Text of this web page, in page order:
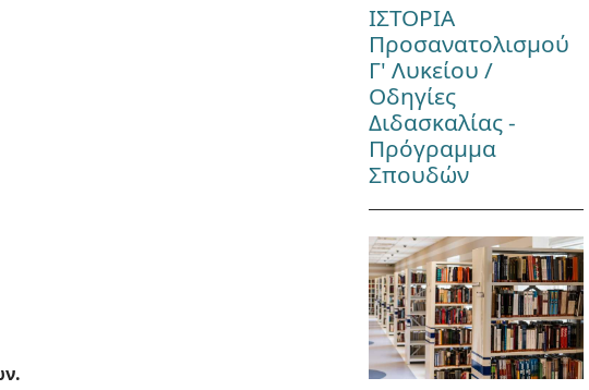
ΙΣΤΟΡΙΑ
Προσανατολισμού
Γ' Λυκείου /
Οδηγίες
Διδασκαλίας -
Πρόγραμμα
Σπουδών